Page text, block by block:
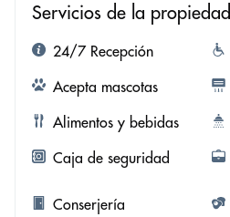
Servicios de la propiedad
24/7 Recepción
Acepta mascotas
Alimentos y bebidas
Caja de seguridad
Conserjería